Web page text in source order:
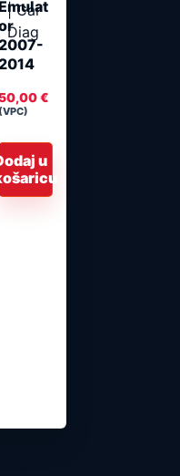
€
(VPC)
u